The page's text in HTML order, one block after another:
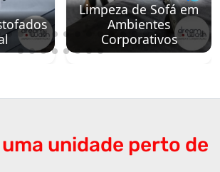
Limpeza de Sofá em
Ambientes
Corporativos
unidade perto de